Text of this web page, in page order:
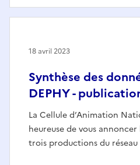
Synthèse des
DEPHY -
La Cellule d’Animation
heureuse de vous
trois productions du réseau
18 avril 2023